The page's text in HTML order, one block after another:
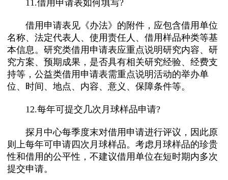
11.借用申请表如何填写?
借用申请表见《办法》的附件，应包含借用单位
名称、法定代表人、使用责任人、借用样品种类等基
本信息。研究类借用申请表应重点说明研究内容、研
究方案、预期成果，是否具有相关研究经验、经费支
持等，公益类借用申请表需重点说明活动的举办单
位、时间、地点、内容、意义、保障条件等。
12.每年可提交几次月球样品申请?
探月中心每季度末对借用申请进行评议，因此原
则上每年可申请四次月球样品。考虑月球样品的珍贵
性和借用的公平性，不建议借用单位在短时期内多次
提交申请。